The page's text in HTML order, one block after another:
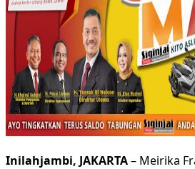
Inilahjambi, JAKARTA– Meirika